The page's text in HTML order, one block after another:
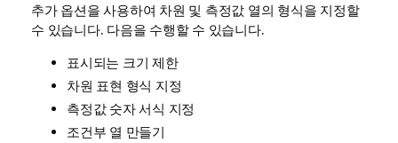
추가 옵션을 사용하여 차원 및 측정값 열의 형식을 지정할
수 있습니다. 다음을 수행할 수 있습니다.
표시되는 크기 제한
차원 표현 형식 지정
측정값 숫자 서식 지정
조건부 열 만들기